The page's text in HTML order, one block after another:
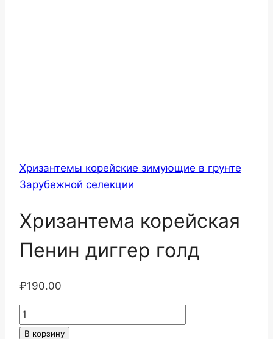
Хризантемы корейские зимующие в грунте
Зарубежной селекции
Хризантема корейская
Пенин диггер голд
₽190.00
Количество
товара
В корзину